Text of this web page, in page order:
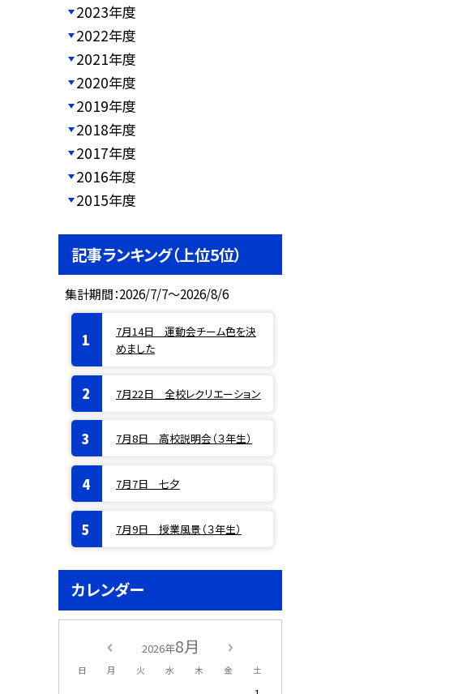
2023年度
2022年度
2021年度
2020年度
2019年度
2018年度
2017年度
2016年度
2015年度
記事ランキング（上位5位）
集計期間：2026/7/7～2026/8/6
7月14日 運動会チーム色を決
めました
7月22日 全校レクリエーション
7月8日 高校説明会（３年生）
7月7日 七夕
7月9日 授業風景（３年生）
カレンダー
2026年8月
日 月 火 水 木 金 土